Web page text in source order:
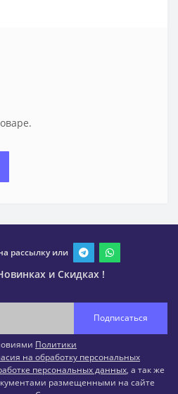
рассылку или
и Скидках !
Подписаться
Политики
на обработку персональных
персональных данных, а так же
размещенными на сайте